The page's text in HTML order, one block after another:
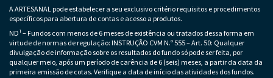
A ARTESANAL pode estabelecer a seu exclusivo critério requisitos e procedimentos
específicos para abertura de contas e acesso a produtos.
ND¹ – Fundos com menos de 6 meses de existência ou tratados dessa forma em
virtude de normas de regulação: INSTRUÇÃO CVM N.º 555 – Art. 50: Qualquer
divulgação de informação sobre os resultados do fundo só pode ser feita, por
qualquer meio, após um período de carência de 6 (seis) meses, a partir da data da
primeira emissão de cotas. Verifique a data de início das atividades dos fundos.